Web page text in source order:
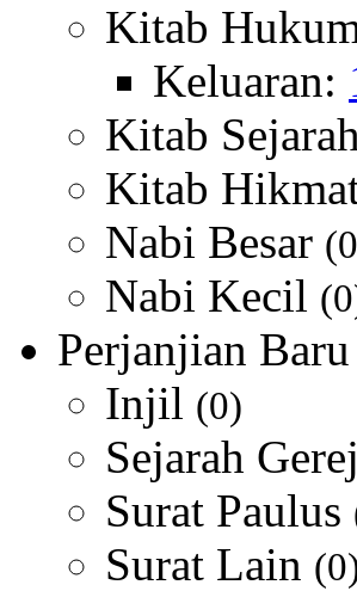
Kitab
Keluaran:
Kitab Sejarah
Kitab
Nabi Besar
Nabi Kecil
Perjanjian Baru
Injil (0)
Sejarah
Surat Paulus
Surat Lain